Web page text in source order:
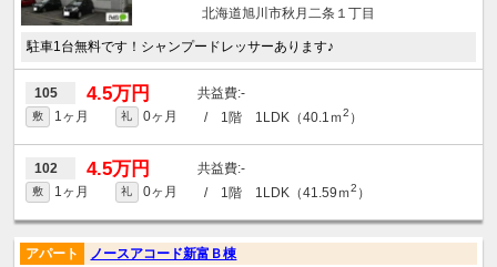
北海道旭川市秋月二条１丁目
駐車1台無料です！シャンプードレッサーあります♪
105 4.5万円 -
敷 1ヶ月 礼 0ヶ月 / 1階 1LDK（40.1ｍ2 ）
102 4.5万円 -
敷 1ヶ月 礼 0ヶ月 / 1階 1LDK（41.59ｍ2 ）
アパート ノースアコード新富Ｂ棟